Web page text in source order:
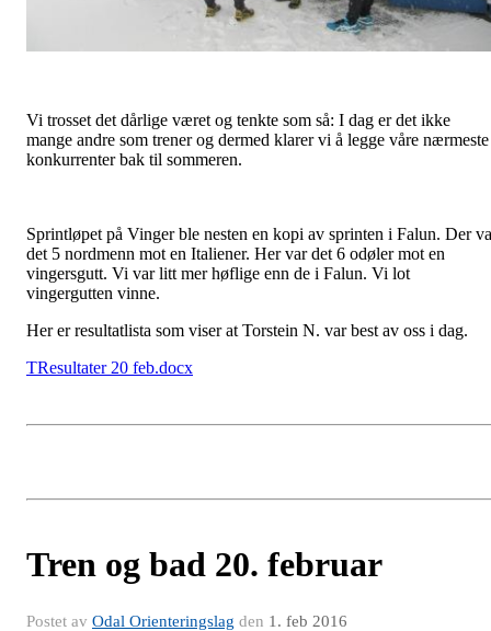
Vi trosset det dårlige været og tenkte som så: I dag er det ikke
mange andre som trener og dermed klarer vi å legge våre nærmeste
konkurrenter bak til sommeren.
Sprintløpet på Vinger ble nesten en kopi av sprinten i Falun. Der
det 5 nordmenn mot en Italiener. Her var det 6 odøler mot en
vingersgutt. Vi var litt mer høflige enn de i Falun. Vi lot
vingergutten vinne.
Her er resultatlista som viser at Torstein N. var best av oss i dag.
TResultater 20 feb.docx
Tren og bad 20. februar
Postet av Odal Orienteringslag den 1. feb 2016